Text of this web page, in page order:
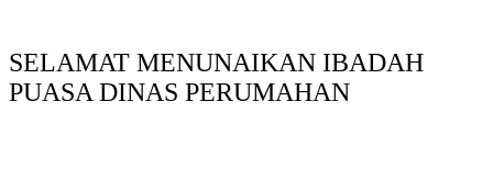
SELAMAT MENUNAIKAN IBADAH
PUASA DINAS PERUMAHAN